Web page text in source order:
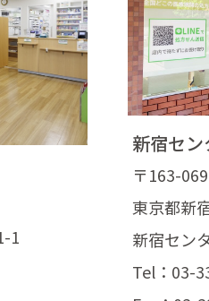
1
新宿セ
〒163-
東京都新
新宿セン
Tel：03-